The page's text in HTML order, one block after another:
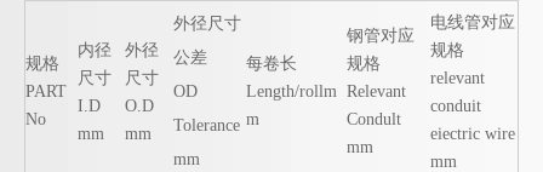
规格
PART
No
内径
尺寸
I.D
mm
外径
尺寸
O.D
mm
外径尺寸
公差
OD
Tolerance
mm
每卷长
Length/rollm
m
钢管对应
规格
Relevant
Condult
mm
电线管对应
规格
relevant
conduit
eiectric wire
mm